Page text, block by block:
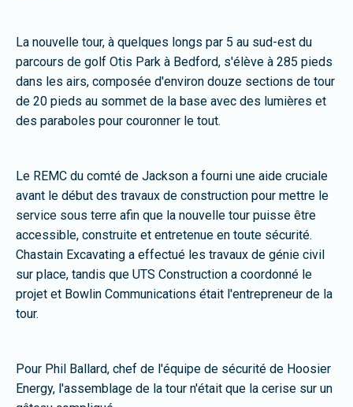
La nouvelle tour, à quelques longs par 5 au sud-est du
parcours de golf Otis Park à Bedford, s'élève à 285 pieds
dans les airs, composée d'environ douze sections de tour
de 20 pieds au sommet de la base avec des lumières et
des paraboles pour couronner le tout.
Le REMC du comté de Jackson a fourni une aide cruciale
avant le début des travaux de construction pour mettre le
service sous terre afin que la nouvelle tour puisse être
accessible, construite et entretenue en toute sécurité.
Chastain Excavating a effectué les travaux de génie civil
sur place, tandis que UTS Construction a coordonné le
projet et Bowlin Communications était l'entrepreneur de la
tour.
Pour Phil Ballard, chef de l'équipe de sécurité de Hoosier
Energy, l'assemblage de la tour n'était que la cerise sur un